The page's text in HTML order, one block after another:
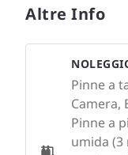
Altre Info
Pinne a
Camera,
Pinne a
umida (3